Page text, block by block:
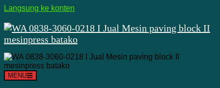
Langsung ke konten
MENU